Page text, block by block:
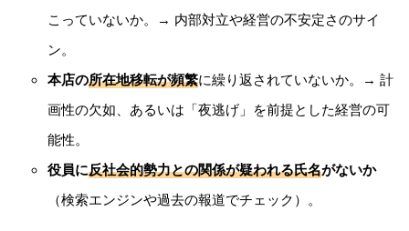
こっていないか。→ 内部対立や経営の不安定さのサイ
ン。
本店の所在地移転が頻繁に繰り返されていないか。→ 計
画性の欠如、あるいは「夜逃げ」を前提とした経営の可
能性。
役員に反社会的勢力との関係が疑われる氏名がないか
（検索エンジンや過去の報道でチェック）。